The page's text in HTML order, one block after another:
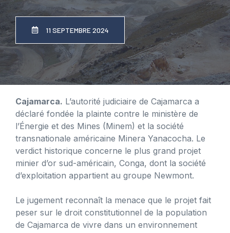
11 SEPTEMBRE 2024
Cajamarca. L’autorité judiciaire de Cajamarca a
déclaré fondée la plainte contre le ministère de
l’Énergie et des Mines (Minem) et la société
transnationale américaine Minera Yanacocha. Le
verdict historique concerne le plus grand projet
minier d’or sud-américain, Conga, dont la société
d’exploitation appartient au groupe Newmont.
Le jugement reconnaît la menace que le projet fait
peser sur le droit constitutionnel de la population
de Cajamarca de vivre dans un environnement